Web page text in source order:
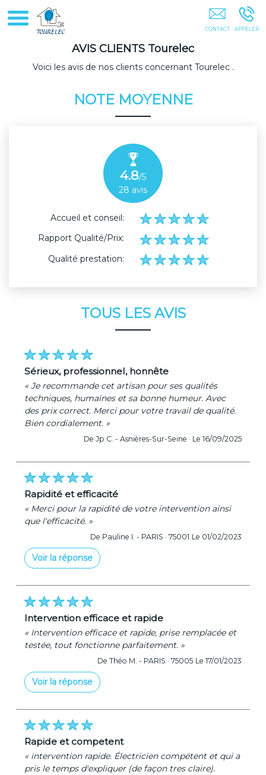
Electricien Installation Electrique Electricité Générale Dépannage
AVIS CLIENTS Tourelec
Voici les avis de nos clients concernant Tourelec .
NOTE MOYENNE
4.8/5
28 avis
Accueil et conseil:
Rapport Qualité/Prix:
Qualité prestation:
TOUS LES AVIS
sérieux, professionnel, honnête
« Je recommande cet artisan pour ses qualités
techniques, humaines et sa bonne humeur. Avec
des prix correct. Merci pour votre travail de qualité.
Bien cordialement. »
De Jp C. - Asnières-Sur-Seine · Le 16/09/2025
rapidité et efficacité
« Merci pour la rapidité de votre intervention ainsi
que l'efficacité. »
De Pauline I. - PARIS · 75001 Le 01/02/2023
Voir la réponse
intervention efficace et rapide
« Intervention efficace et rapide, prise remplacée et
testée, tout fonctionne parfaitement. »
De Théo M. - PARIS · 75005 Le 17/01/2023
Voir la réponse
rapide et competent
« intervention rapide. Électricien compétent et qui a
pris le temps d'expliquer (de façon tres claire).